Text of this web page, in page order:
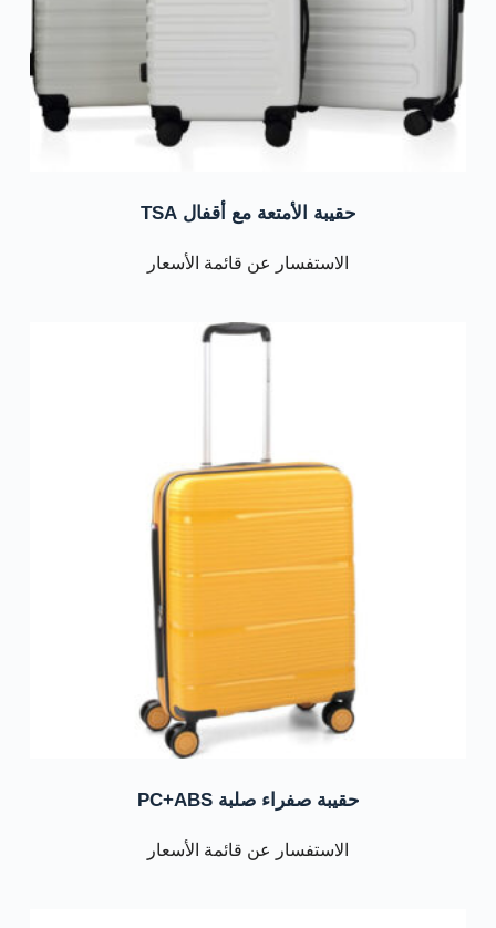
حقيبة الأمتعة مع أقفال TSA
الاستفسار عن قائمة الأسعار
حقيبة صفراء صلبة PC+ABS
الاستفسار عن قائمة الأسعار